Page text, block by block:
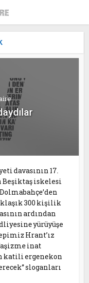
davasının 17.
Beşiktaş iskelesi
300 kişilik
ardından
yürüyüşe
Hrant’ız
inat
katili ergenekon
sloganları